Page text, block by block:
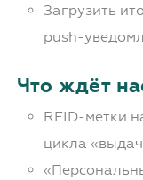
Загрузить
push-
Что ждёт
RFID-метки
цикла